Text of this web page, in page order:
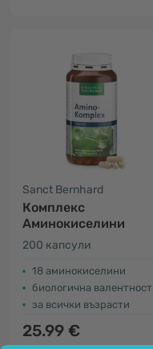
Sanct Bernhard
Комплекс
Аминокиселини
200 капсули
18 аминокиселини
биологична валентност 137
за всички възрасти
25.99 €